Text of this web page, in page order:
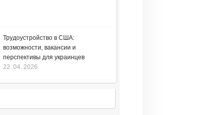
Трудоустройство в США:
возможности, вакансии и
перспективы для украинцев
22. 04. 2026